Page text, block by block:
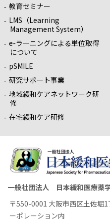
教育セミナー
LMS（Learning
Management System）
e-ラーニングによる単位取得
について
pSMILE
研究サポート事業
地域緩和ケアネットワーク研
修
在宅緩和ケア研修
一般社団法人 日本緩和医療薬
〒550-0001 大阪市西区土佐堀
ーポレーション内